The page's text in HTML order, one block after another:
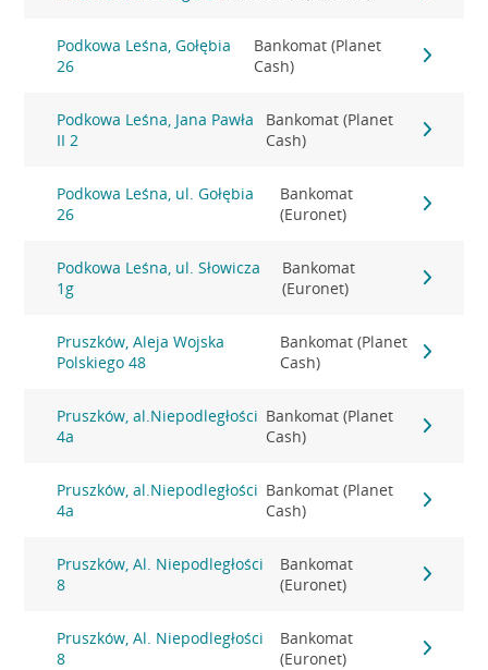
Podkowa Leśna, Gołębia
26
Bankomat (Planet
Cash)
Podkowa Leśna, Jana Pawła
II 2
Bankomat (Planet
Cash)
Podkowa Leśna, ul. Gołębia
26
Bankomat
(Euronet)
Podkowa Leśna, ul. Słowicza
1g
Bankomat
(Euronet)
Pruszków, Aleja Wojska
Polskiego 48
Bankomat (Planet
Cash)
Pruszków, al.Niepodległości
4a
Bankomat (Planet
Cash)
Pruszków, al.Niepodległości
4a
Bankomat (Planet
Cash)
Pruszków, Al. Niepodległości
8
Bankomat
(Euronet)
Pruszków, Al. Niepodległości
8
Bankomat
(Euronet)